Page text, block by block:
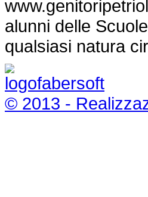
alunni delle
qualsiasi natura
© 2013 -